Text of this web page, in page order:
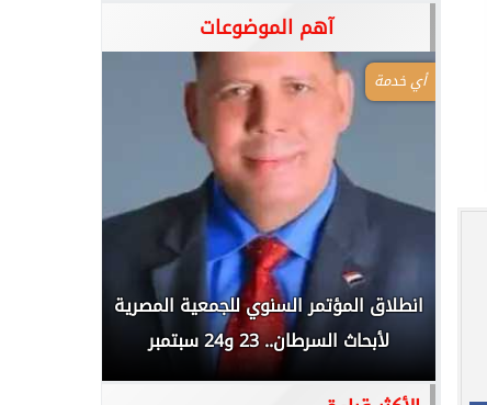
آهم الموضوعات
أي خدمة
انطلاق المؤتمر السنوي للجمعية المصرية
لأبحاث السرطان.. 23 و24 سبتمبر